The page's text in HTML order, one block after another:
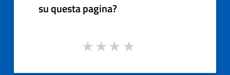
su questa pagina?